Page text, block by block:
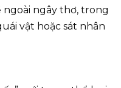
ngây thơ, trong
vật hoặc sát nhân